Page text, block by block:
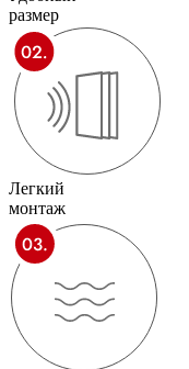
размер
Легкий
монтаж